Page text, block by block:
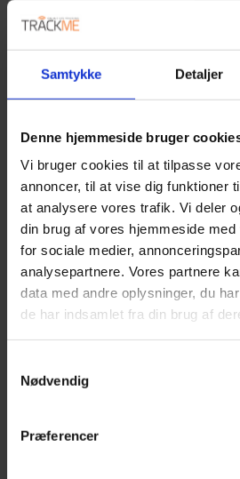
Samtykke Detaljer
Denne hjemmeside bruger
Vi bruger cookies til at tilpasse
annoncer, til at vise dig funktioner
at analysere vores trafik. Vi deler
din brug af vores hjemmeside
for sociale medier,
analysepartnere. Vores partnere
data med andre oplysninger, du
de har indsamlet fra din brug af
Nødvendig
Præferencer
FLYTBAR
TrackMe TM12. Kompatibel med
og/eller